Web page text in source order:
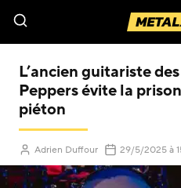
L’ancien guitariste
Peppers évite la
piéton
Adrien Duffour 29/5/2025à